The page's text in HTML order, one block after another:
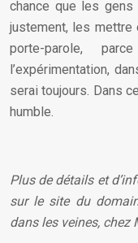
chance que les
justement, les mettre
porte-parole,
l’expérimentation,
serai toujours. Dans
humble.
Plus de détails et
sur le site du
dans les veines, chez